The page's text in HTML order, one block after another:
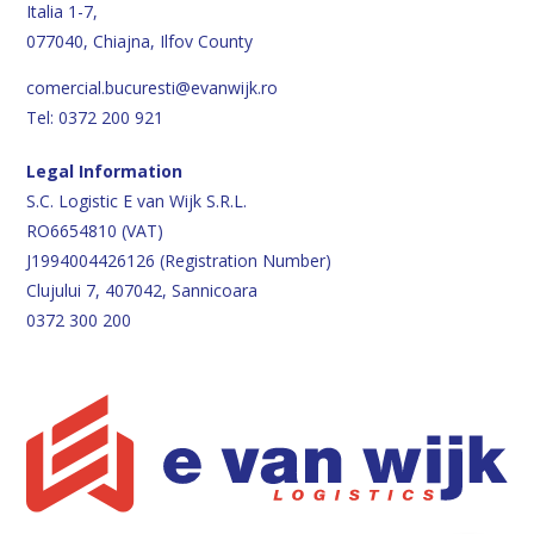
Italia 1-7,
077040, Chiajna, Ilfov County
comercial.bucuresti@evanwijk.ro
Tel: 0372 200 921
Legal Information
S.C. Logistic E van Wijk S.R.L.
RO6654810 (VAT)
J1994004426126 (Registration Number)
Clujului 7, 407042, Sannicoara
0372 300 200